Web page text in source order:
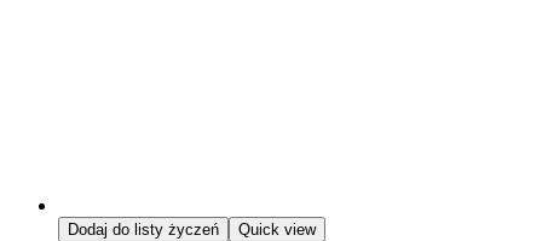
Dodaj do listy życzeń Quick view